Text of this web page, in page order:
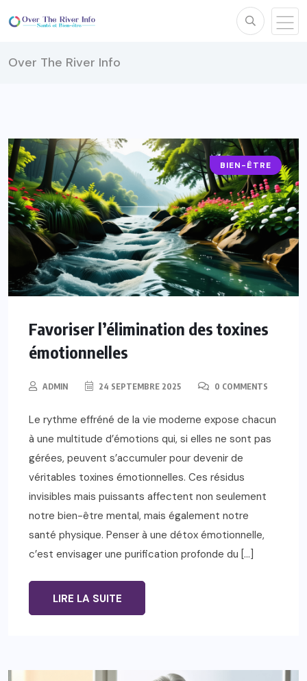
Over The River Info
BIEN-ÊTRE
Favoriser l’élimination des toxines
émotionnelles
ADMIN 24 SEPTEMBRE 2025 0 COMMENTS
Le rythme effréné de la vie moderne expose chacun
à une multitude d’émotions qui, si elles ne sont pas
gérées, peuvent s’accumuler pour devenir de
véritables toxines émotionnelles. Ces résidus
invisibles mais puissants affectent non seulement
notre bien-être mental, mais également notre
santé physique. Penser à une détox émotionnelle,
c’est envisager une purification profonde du […]
LIRE LA SUITE